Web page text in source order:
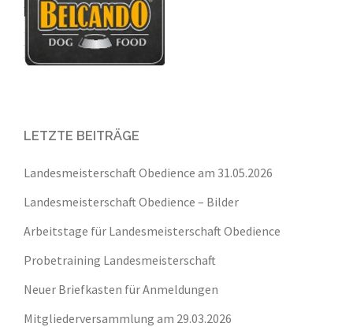
LETZTE BEITRÄGE
Landesmeisterschaft Obedience am 31.05.2026
Landesmeisterschaft Obedience – Bilder
Arbeitstage für Landesmeisterschaft Obedience
Probetraining Landesmeisterschaft
Neuer Briefkasten für Anmeldungen
Mitgliederversammlung am 29.03.2026